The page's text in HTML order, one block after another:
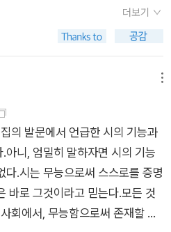
아다니기보다 책을 읽는 중생이
니라 미래, 즉 가능성을 보고 살아
던가. 그런 가능성을 믿도록 하
시들이니, 공통점과 더불어 차이
나하나를 음미해보는 것도 좋을
으므로, 우리도 읽어줌으로써 다
곳저곳에서 2017 추천 책으로 뜨
이 책의 진가를 좀 더 알리고 싶
를 보내지마》 소재인 '장기이식을
오긴 힘들어 보인다. 우리 모르게
...) 그전에 기술의 특이점만큼이
. 바로 '포스트휴먼'. 복잡한 절차
? 뇌 이식으로 정신까지도 간편 복
같다면 문제 발생 전에 신체에 이
방법은 그리 멀지 않은 거 같다(돈
이 더 복잡한 딜레마다. 어디까지
더보기
의 발문에서 언급한 시의 기능과
아니, 엄밀히 말하자면 시의 기능
다.시는 무능으로써 스스로를 증명
바로 그것이라고 믿는다.모든 것
회에서, 무능함으로써 존재할 수